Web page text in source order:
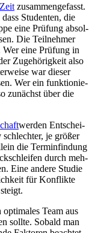
Zeit zusam­men­ge­fasst.
Stu­den­ten, die
eine Prü­fung absol­
Die Teil­neh­mer
eine Prü­fung in
Zuge­hö­rig­keit also
war dieser
Wer ein funk­tio­nie­
zunächst über die
werden Ent­schei­
je größer
die Ter­min­fin­dung
durch meh­
Eine andere Studie
für Kon­flikte
Team aus
sollte. Sobald man